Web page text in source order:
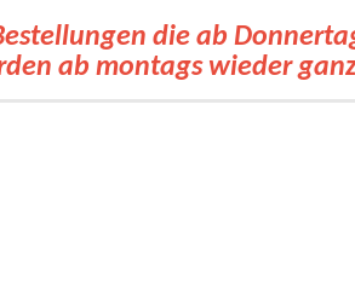
die ab
ab montags wieder
Suche...